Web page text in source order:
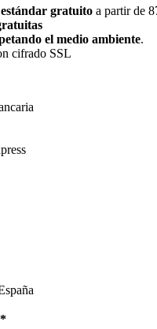
gratuito a partir de
el medio ambiente.
cifrado SSL